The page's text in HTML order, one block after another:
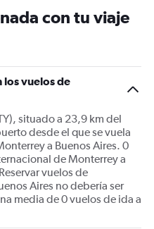
con tu viaje
los vuelos de
situado a 23,9 km del
desde el que se vuela
a Buenos Aires. 0
de Monterrey a
vuelos de
Aires no debería ser
media de 0 vuelos de ida a